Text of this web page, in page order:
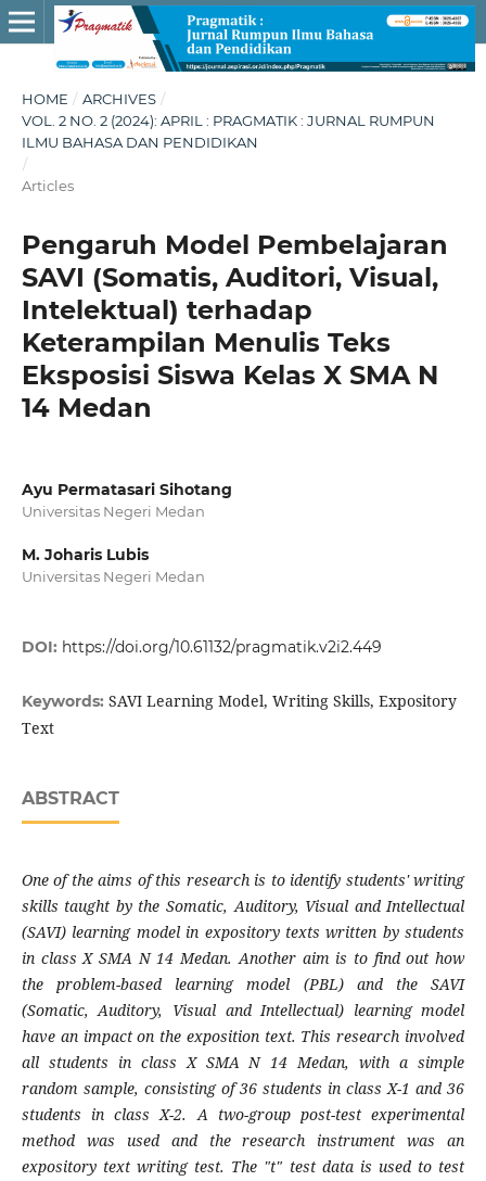
HOME / ARCHIVES /
VOL. 2 NO. 2 (2024): APRIL : PRAGMATIK : JURNAL RUMPUN
ILMU BAHASA DAN PENDIDIKAN
/
Articles
Pengaruh Model Pembelajaran
SAVI (Somatis, Auditori, Visual,
Intelektual) terhadap
Keterampilan Menulis Teks
Eksposisi Siswa Kelas X SMA N
14 Medan
Ayu Permatasari Sihotang
Universitas Negeri Medan
M. Joharis Lubis
Universitas Negeri Medan
DOI: https://doi.org/10.61132/pragmatik.v2i2.449
Keywords: SAVI Learning Model, Writing Skills, Expository
Text
ABSTRACT
One of the aims of this research is to identify students' writing
skills taught by the Somatic, Auditory, Visual and Intellectual
(SAVI) learning model in expository texts written by students
in class X SMA N 14 Medan. Another aim is to find out how
the problem-based learning model (PBL) and the SAVI
(Somatic, Auditory, Visual and Intellectual) learning model
have an impact on the exposition text. This research involved
all students in class X SMA N 14 Medan, with a simple
random sample, consisting of 36 students in class X-1 and 36
students in class X-2. A two-group post-test experimental
method was used and the research instrument was an
expository text writing test. The "t" test data is used to test